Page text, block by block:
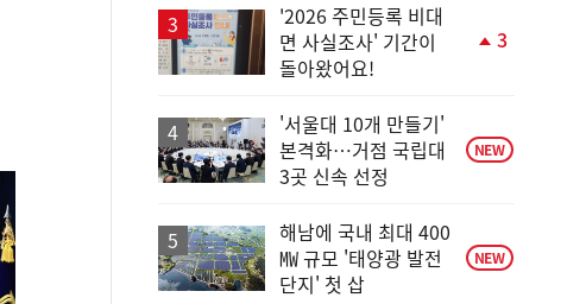
'2026 주민등록 비대
면 사실조사' 기간이
돌아왔어요!
3
'서울대 10개 만들기'
본격화…거점 국립대
3곳 신속 선정
NEW
해남에 국내 최대 400
㎿ 규모 '태양광 발전
단지' 첫 삽
NEW